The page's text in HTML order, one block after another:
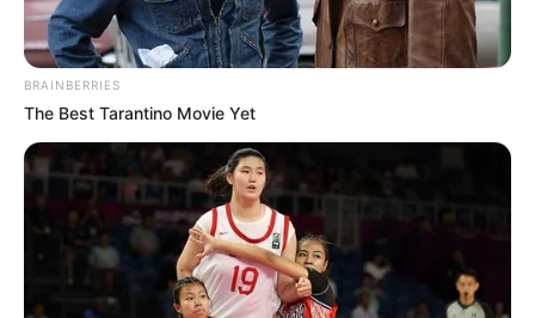
Baca juga:Biodata, Profil, dan Fakta Sophia Lillis
BRAINBERRIES
The Best Tarantino Movie Yet